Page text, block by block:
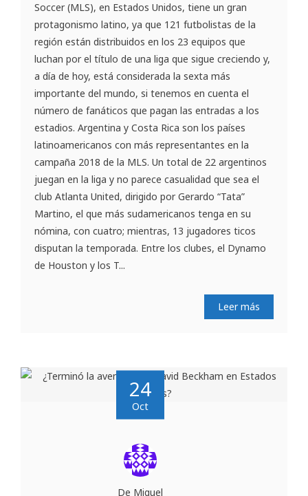
Soccer (MLS), en Estados Unidos, tiene un gran
protagonismo latino, ya que 121 futbolistas de la
región están distribuidos en los 23 equipos que
luchan por el título de una liga que sigue creciendo y,
a día de hoy, está considerada la sexta más
importante del mundo, si tenemos en cuenta el
número de fanáticos que pagan las entradas a los
estadios. Argentina y Costa Rica son los países
latinoamericanos con más representantes en la
campaña 2018 de la MLS. Un total de 22 argentinos
juegan en la liga y no parece casualidad que sea el
club Atlanta United, dirigido por Gerardo “Tata”
Martino, el que más sudamericanos tenga en su
nómina, con cuatro; mientras, 13 jugadores ticos
disputan la temporada. Entre los clubes, el Dynamo
de Houston y los T...
Leer más
24
Oct
De Miguel